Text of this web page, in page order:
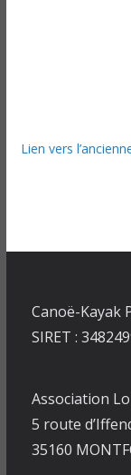
Lien vers
Canoë-Kayak
SIRET :
Association
5 route
35160